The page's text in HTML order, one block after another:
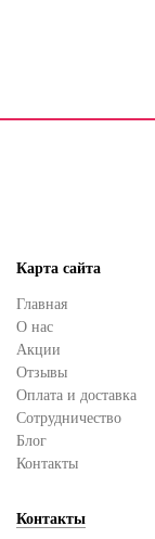
Карта сайта
Главная
О нас
Акции
Отзывы
Оплата и доставка
Сотрудничество
Блог
Контакты
Контакты